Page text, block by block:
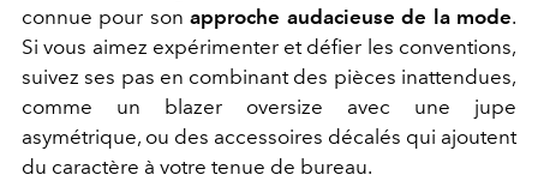
connue pour sonapproche audacieuse de la mode.
Si vous aimez expérimenter et défier les conventions,
suivez ses pas en combinant des pièces inattendues,
comme un blazer oversize avec une jupe
asymétrique, ou des accessoires décalés qui ajoutent
du caractère à votre tenue de bureau.